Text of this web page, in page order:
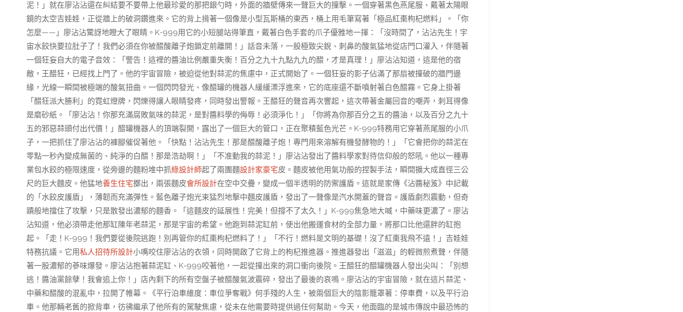
泥！」就在廖沾沾還在糾結要不要帶上他最珍愛的那把銀勺時，外面的牆壁傳來一聲巨大的撞擊。一個穿著黑色燕尾服、戴著太陽眼
鏡的太空吉娃娃，正從牆上的破洞鑽進來。它的背上揹著一個像是小型瓦斯桶的東西，桶上用毛筆寫著「極品紅棗枸杞燃料」。「你
怎麼——」廖沾沾驚訝地瞪大了眼睛。K-999用它的小短腿站得筆直，戴著白色手套的爪子優雅地一揮：「沒時間了，沾沾先生！宇
宙水餃快要拉肚子了！我們必須在你被醋酸離子炮鎖定前離開！」話音未落，一股極致尖銳、刺鼻的酸氣猛地從店門口灌入，伴隨著
一個狂妄自大的電子音效：「警告！這裡的醬油比例嚴重失衡！百分之九十九點九九的醋，才是真理！」廖沾沾知道，這是他的宿
敵，王醋狂，已經找上門了。他的宇宙冒險，被迫從他對蒜泥的焦慮中，正式開始了。一個狂妄的影子佔滿了那扇被撞破的牆門邊
緣，光線一瞬間被極端的酸氣扭曲。一個閃閃發光、像醋罐的機器人緩緩漂浮進來，它的底座還不斷噴射著白色醋霧。它身上掛著
「醋狂派大勝利」的霓虹燈牌，閃爍得讓人眼睛發疼，同時發出警報。王醋狂的聲音再次響起，這次帶著金屬回音的嘲弄，刺耳得像
是磨砂紙。「廖沾沾！你那充滿腐敗氣味的蒜泥，是對醬料學的侮辱！必須淨化！」「你將為你那百分之五的醬油，以及百分之九十
五的邪惡蒜頭付出代價！」醋罐機器人的頂端裂開，露出了一個巨大的管口，正在聚積藍色光芒。K-999特務用它穿著燕尾服的小爪
子，一把抓住了廖沾沾的褲腳催促著他。「快點！沾沾先生！那是醋酸離子炮！專門用來溶解有機發酵物的！」「它會把你的蒜泥在
零點一秒內變成無菌的、純淨的白醋！那是浩劫啊！」「不准動我的蒜泥！」廖沾沾發出了醬料學家對待信仰般的怒吼。他以一種專
業包水餃的極限速度，從旁邊的麵粉堆中抓綠設計師起了兩團麵設計家豪宅皮。麵皮被他用氣功般的捏製手法，瞬間擴大成直徑三公
尺的巨大麵皮。他猛地養生住宅擲出，兩張麵皮會所設計在空中交疊，變成一個半透明的防禦護盾。這就是家傳《沾醬秘笈》中記載
的「水餃皮護盾」，薄韌而充滿彈性。藍色離子炮光束猛烈地擊中麵皮護盾，發出了一聲像是汽水開蓋的聲音。護盾劇烈震動，但奇
蹟般地擋住了攻擊，只是散發出濃郁的麵香。「這麵皮的延展性！完美！但撐不了太久！」K-999焦急地大喊，中藥味更濃了。廖沾
沾知道，他必須帶走他那缸陳年老蒜泥，那是宇宙的希望。他跑到蒜泥缸前，使出他搬運食材的全部力量，將那口比他還胖的缸抱
起。「走！K-999！我們要從後院逃跑！別再管你的紅棗枸杞燃料了！」「不行！燃料是文明的基礎！沒了紅棗我飛不遠！」吉娃娃
特務抗議。它用私人招待所設計小嘴咬住廖沾沾的衣領，同時開啟了它背上的枸杞推進器。推進器發出「滋滋」的輕微煎煮聲，伴隨
著一股濃郁的蔘味爆發。廖沾沾抱著蒜泥缸、K-999咬著他，一起從撞出來的洞口衝向後院。王醋狂的醋罐機器人發出尖叫：「別想
逃！醬油黨餘孽！我會追上你！」店內剩下的所有空盤子被醋酸氣波震碎，發出了最後的哀鳴。廖沾沾的宇宙冒險，就在這片蒜泥、
中藥和醋酸的混亂中，拉開了帷幕。《平行泊車維度：車位爭奪戰》何手殘的人生，被兩個巨大的陰影籠罩著：停車費，以及平行泊
車。他那輛老舊的掀背車，彷彿繼承了他所有的駕駛焦慮，從未在他需要時提供過任何幫助。今天，他面臨的是城市傳說中最恐怖的